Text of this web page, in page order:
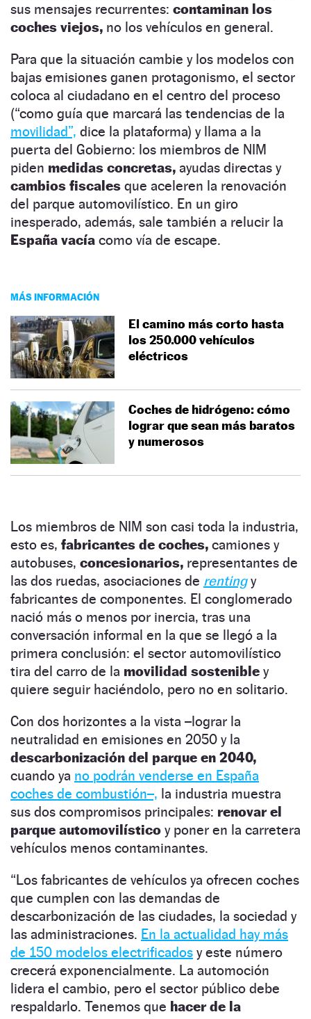
sus mensajes recurrentes: contaminan los
coches viejos, no los vehículos en general.
Para que la situación cambie y los modelos con
bajas emisiones ganen protagonismo, el sector
coloca al ciudadano en el centro del proceso
(“como guía que marcará las tendencias de la
movilidad”, dice la plataforma) y llama a la
puerta del Gobierno: los miembros de NIM
piden medidas concretas, ayudas directas y
cambios fiscales que aceleren la renovación
del parque automovilístico. En un giro
inesperado, además, sale también a relucir la
España vacía como vía de escape.
MÁS INFORMACIÓN
El camino más corto hasta
los 250.000 vehículos
eléctricos
Coches de hidrógeno: cómo
lograr que sean más baratos
y numerosos
Los miembros de NIM son casi toda la industria,
esto es, fabricantes de coches, camiones y
autobuses, concesionarios, representantes de
las dos ruedas, asociaciones de renting y
fabricantes de componentes. El conglomerado
nació más o menos por inercia, tras una
conversación informal en la que se llegó a la
primera conclusión: el sector automovilístico
tira del carro de la movilidad sostenible y
quiere seguir haciéndolo, pero no en solitario.
Con dos horizontes a la vista –lograr la
neutralidad en emisiones en 2050 y la
descarbonización del parque en 2040,
cuando ya no podrán venderse en España
coches de combustión–, la industria muestra
sus dos compromisos principales: renovar el
parque automovilístico y poner en la carretera
vehículos menos contaminantes.
“Los fabricantes de vehículos ya ofrecen coches
que cumplen con las demandas de
descarbonización de las ciudades, la sociedad y
las administraciones. En la actualidad hay más
de 150 modelos electrificados y este número
crecerá exponencialmente. La automoción
lidera el cambio, pero el sector público debe
respaldarlo. Tenemos que hacer de la